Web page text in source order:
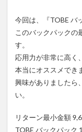
今回は、『TOBE バ
このバックパックの
す。
応用力が非常に高く
本当にオススメでき
興味がありましたら
い。
リターン最小金額
TOBE バックパック